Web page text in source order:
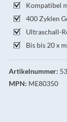
Kompatibel
400 Zyklen
Ultraschall-
Bis bis 20 x
Artikelnummer:
MPN: ME80350